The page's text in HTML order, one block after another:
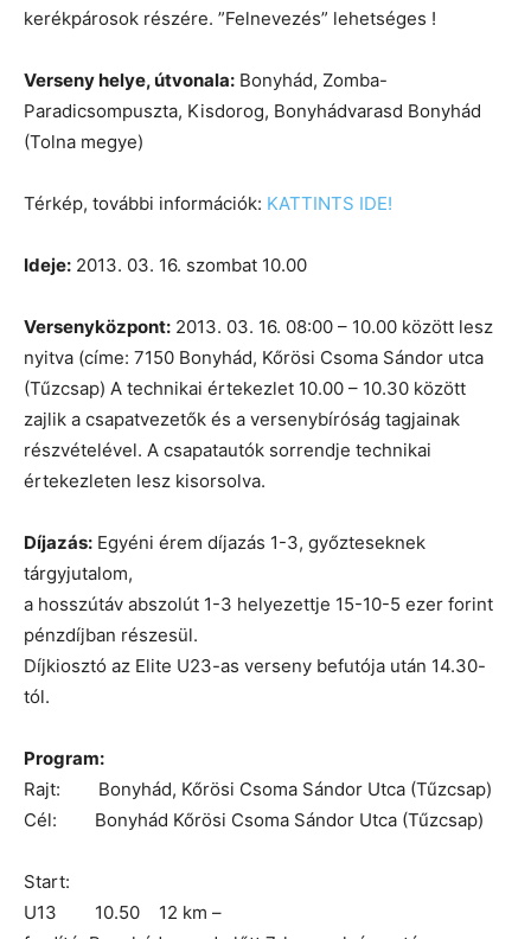
kerékpárosok részére. ”Felnevezés” lehetséges !
Verseny helye, útvonala: Bonyhád, Zomba-
Paradicsompuszta, Kisdorog, Bonyhádvarasd Bonyhád
(Tolna megye)
Térkép, további információk: KATTINTS IDE!
Ideje: 2013. 03. 16. szombat 10.00
Versenyközpont: 2013. 03. 16. 08:00 – 10.00 között lesz
nyitva (címe: 7150 Bonyhád, Kőrösi Csoma Sándor utca
(Tűzcsap) A technikai értekezlet 10.00 – 10.30 között
zajlik a csapatvezetők és a versenybíróság tagjainak
részvételével. A csapatautók sorrendje technikai
értekezleten lesz kisorsolva.
Díjazás: Egyéni érem díjazás 1-3, győzteseknek
tárgyjutalom,
a hosszútáv abszolút 1-3 helyezettje 15-10-5 ezer forint
pénzdíjban részesül.
Díjkiosztó az Elite U23-as verseny befutója után 14.30-
tól.
Program:
Rajt: Bonyhád, Kőrösi Csoma Sándor Utca (Tűzcsap)
Cél: Bonyhád Kőrösi Csoma Sándor Utca (Tűzcsap)
Start:
U13 10.50 12 km –